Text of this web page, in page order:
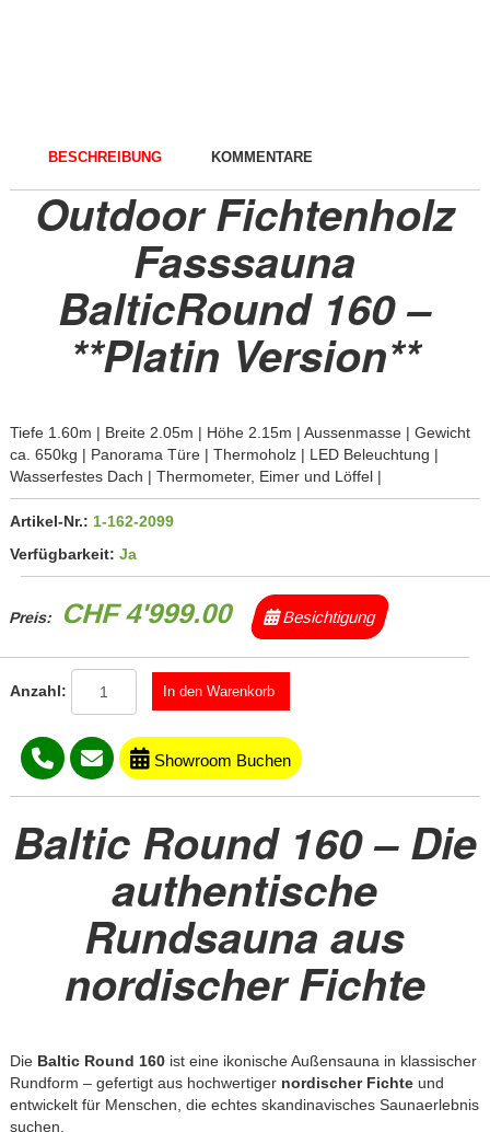
BESCHREIBUNG KOMMENTARE
Outdoor Fichtenholz
Fasssauna
BalticRound 160 –
**Platin Version**
Tiefe 1.60m | Breite 2.05m | Höhe 2.15m | Aussenmasse | Gewicht
ca. 650kg | Panorama Türe | Thermoholz | LED Beleuchtung |
Wasserfestes Dach | Thermometer, Eimer und Löffel |
Artikel-Nr.: 1-162-2099
Verfügbarkeit: Ja
Preis: CHF 4'999.00 Besichtigung
Anzahl:
Showroom Buchen
Baltic Round 160 – Die
authentische
Rundsauna aus
nordischer Fichte
Die Baltic Round 160ist eine ikonische Außensauna in klassischer
Rundform – gefertigt aus hochwertiger nordischer Fichteund
entwickelt für Menschen, die echtes skandinavisches Saunaerlebnis
suchen.